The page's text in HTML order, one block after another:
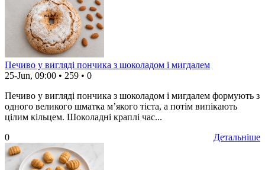
Печиво у вигляді пончика з шоколадом і мигдалем
25-Jun, 09:00 • 259 • 0
Печиво у вигляді пончика з шоколадом і мигдалем формують з
одного великого шматка м’якого тіста, а потім випікають
цілим кільцем. Шоколадні краплі час...
Детальніше
0